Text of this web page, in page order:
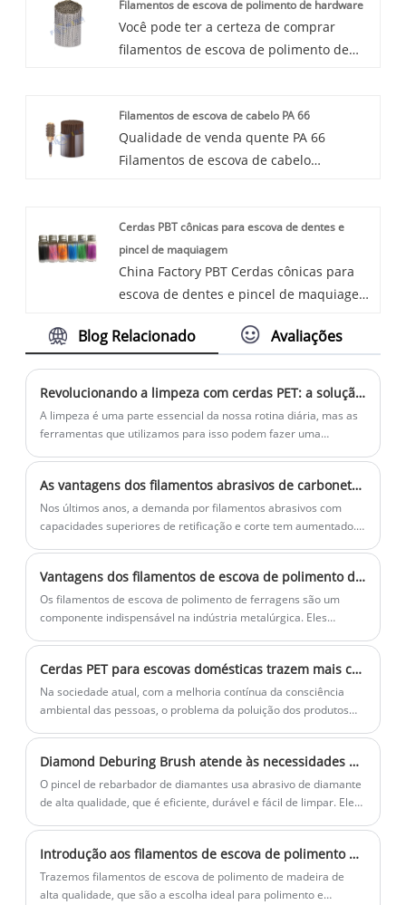
venda e entrega pontual.
Filamentos de escova de polimento de hardware
Você pode ter a certeza de comprar
filamentos de escova de polimento de
venda e entrega pontual.
Filamentos de escova de cabelo PA 66
Qualidade de venda quente PA 66
Filamentos de escova de cabelo
escova de cabelo PA 66 na China. A
produção de pentes de cabelo
geralmente adota filamentos de orifício
único plantados ou tecnologia de
de cerdas de fibra de pente de cabelo de
suaves na depilação, flexíveis e lisos,
pentes feitos por qual é adequado para
salão de cabeleireiro doméstico e
profissional.
Cerdas PBT cônicas para escova de dentes e
pincel de maquiagem
China Factory PBT Cerdas cônicas para
escova de dentes e pincel de maquiagem
fornecedor de cerdas PBT cônicas para
na China. As cerdas PBT cônicas são
usadas principalmente para produzir
escova de dentes de alta qualidade e
escova de maquiagem, escova de limpeza
facial e escova de unha. Eles são mais
resistência ao desgaste, forte tenacidade
Blog Relacionado Avaliações
Revolucionando a limpeza com cerdas PET: a solução definitiva para uma limpeza impecável
A limpeza é uma parte essencial da nossa rotina diária, mas as
ferramentas que utilizamos para isso podem fazer uma
As vantagens dos filamentos abrasivos de carboneto de silício
Nos últimos anos, a demanda por filamentos abrasivos com
capacidades superiores de retificação e corte tem aumentado.
Vantagens dos filamentos de escova de polimento de ferragens
Os filamentos de escova de polimento de ferragens são um
componente indispensável na indústria metalúrgica. Eles
filamentos de escova são feitos de vários materiais, incluindo
náilon, latão, bronze e outros materiais semelhantes.
Cerdas PET para escovas domésticas trazem mais comodidade e proteção ambiental
Na sociedade atual, com a melhoria contínua da consciência
ambiental das pessoas, o problema da poluição dos produtos
ecológicos e ecológicos no seu dia a dia.
Diamond Deburing Brush atende às necessidades em constante mudança de mais usuários
O pincel de rebarbador de diamantes usa abrasivo de diamante
de alta qualidade, que é eficiente, durável e fácil de limpar. Ele
a superfície lisa e purificada.
Introdução aos filamentos de escova de polimento de madeira
Trazemos filamentos de escova de polimento de madeira de
alta qualidade, que são a escolha ideal para polimento e